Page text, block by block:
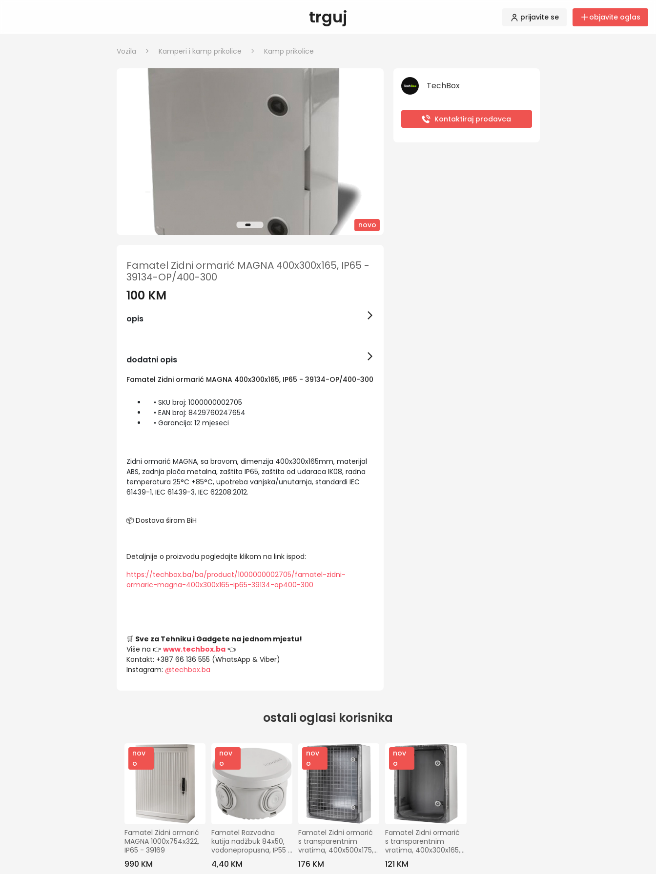
trguj prijavite se objavite oglas
Vozila > Kamperi i kamp prikolice > Kamp prikolice
novo
Famatel Zidni ormarić MAGNA 400x300x165, IP65 -
39134-OP/400-300
100 KM
opis
dodatni opis
Famatel Zidni ormarić MAGNA 400x300x165, IP65 - 39134-OP/400-300
• SKU broj: 1000000002705
• EAN broj: 8429760247654
• Garancija: 12 mjeseci
Zidni ormarić MAGNA, sa bravom, dimenzija 400x300x165mm, materijal
ABS, zadnja ploča metalna, zaštita IP65, zaštita od udaraca IK08, radna
temperatura 25°C +85°C, upotreba vanjska/unutarnja, standardi IEC
61439-1, IEC 61439-3, IEC 62208:2012.
📦 Dostava širom BiH
Detaljnije o proizvodu pogledajte klikom na link ispod:
https://techbox.ba/ba/product/1000000002705/famatel-zidni-
ormaric-magna-400x300x165-ip65-39134-op400-300
🛒 Sve za Tehniku i Gadgete na jednom mjestu!
Više na 👉 www.techbox.ba👈
Kontakt: +387 66 136 555 (WhatsApp & Viber)
Instagram: @techbox.ba
TechBox
Kontaktiraj prodavca
ostali oglasi korisnika
nov
o
Famatel Zidni ormarić
MAGNA 1000x754x322,
IP65 - 39169
990 KM
nov
o
Famatel Razvodna
kutija nadžbuk 84x50,
vodonepropusna, IP55
- 3027
4,40 KM
nov
o
Famatel Zidni ormarić
s transparentnim
vratima, 400x500x175,
IP65 - 39145-T
176 KM
nov
o
Famatel Zidni ormarić
s transparentnim
vratima, 400x300x165,
IP65 - 39134-T
121 KM